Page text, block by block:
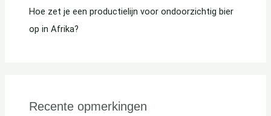
Hoe zet je een productielijn voor ondoorzichtig bier
op in Afrika?
Recente opmerkingen